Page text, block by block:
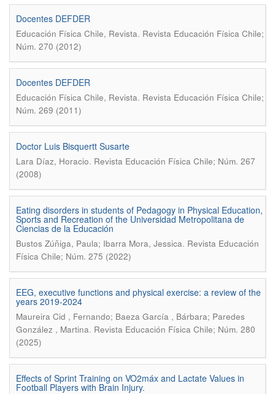
Docentes DEFDER
Educación Física Chile, Revista. Revista Educación Física Chile;
Núm. 270 (2012)
Docentes DEFDER
Educación Física Chile, Revista. Revista Educación Física Chile;
Núm. 269 (2011)
Doctor Luis Bisquertt Susarte
Lara Díaz, Horacio. Revista Educación Física Chile; Núm. 267
(2008)
Eating disorders in students of Pedagogy in Physical Education,
Sports and Recreation of the Universidad Metropolitana de
Ciencias de la Educación
Bustos Zúñiga, Paula; Ibarra Mora, Jessica. Revista Educación
Física Chile; Núm. 275 (2022)
EEG, executive functions and physical exercise: a review of the
years 2019-2024
Maureira Cid , Fernando; Baeza García , Bárbara; Paredes
González , Martina. Revista Educación Física Chile; Núm. 280
(2025)
Effects of Sprint Training on VO2máx and Lactate Values in
Football Players with Brain Injury.